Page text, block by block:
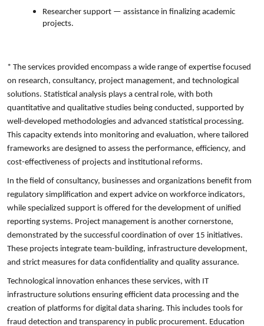
Researcher support — assistance in finalizing academic
projects.
* The services provided encompass a wide range of expertise focused
on research, consultancy, project management, and technological
solutions. Statistical analysis plays a central role, with both
quantitative and qualitative studies being conducted, supported by
well-developed methodologies and advanced statistical processing.
This capacity extends into monitoring and evaluation, where tailored
frameworks are designed to assess the performance, efficiency, and
cost-effectiveness of projects and institutional reforms.
In the field of consultancy, businesses and organizations benefit from
regulatory simplification and expert advice on workforce indicators,
while specialized support is offered for the development of unified
reporting systems. Project management is another cornerstone,
demonstrated by the successful coordination of over 15 initiatives.
These projects integrate team-building, infrastructure development,
and strict measures for data confidentiality and quality assurance.
Technological innovation enhances these services, with IT
infrastructure solutions ensuring efficient data processing and the
creation of platforms for digital data sharing. This includes tools for
fraud detection and transparency in public procurement. Education